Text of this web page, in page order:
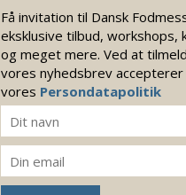
Få invitation til Dansk
eksklusive tilbud, workshops,
og meget mere. Ved at
vores nyhedsbrev accepterer
vores Persondatapolitik